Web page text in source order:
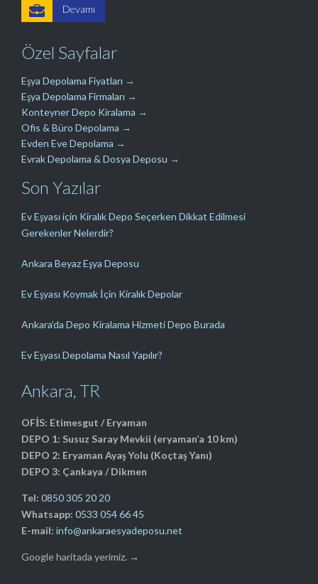
 Devamı
Özel Sayfalar
Eşya Depolama Fiyatları →
Eşya Depolama Firmaları →
Konteyner Depo Kiralama →
Ofis & Büro Depolama →
Evden Eve Depolama →
Evrak Depolama & Dosya Deposu →
Son Yazılar
Ev Eşyası için Kiralık Depo Seçerken Dikkat Edilmesi
Gerekenler Nelerdir?
Ankara Beyaz Eşya Deposu
Ev Eşyası Koymak İçin Kiralık Depolar
Ankara’da Depo Kiralama Hizmeti Depo Burada
Ev Eşyası Depolama Nasıl Yapılır?
Ankara, TR
OFİS: Etimesgut / Eryaman
DEPO 1: Susuz Saray Mevkii (eryaman’a 10 km)
DEPO 2: Eryaman Ayaş Yolu (Koçtaş Yanı)
DEPO 3: Çankaya / Dikmen
Tel: 0850 305 20 20
Whatsapp: 0533 054 66 45
E-mail: info@ankaraesyadeposu.net
Google haritada yerimiz. →